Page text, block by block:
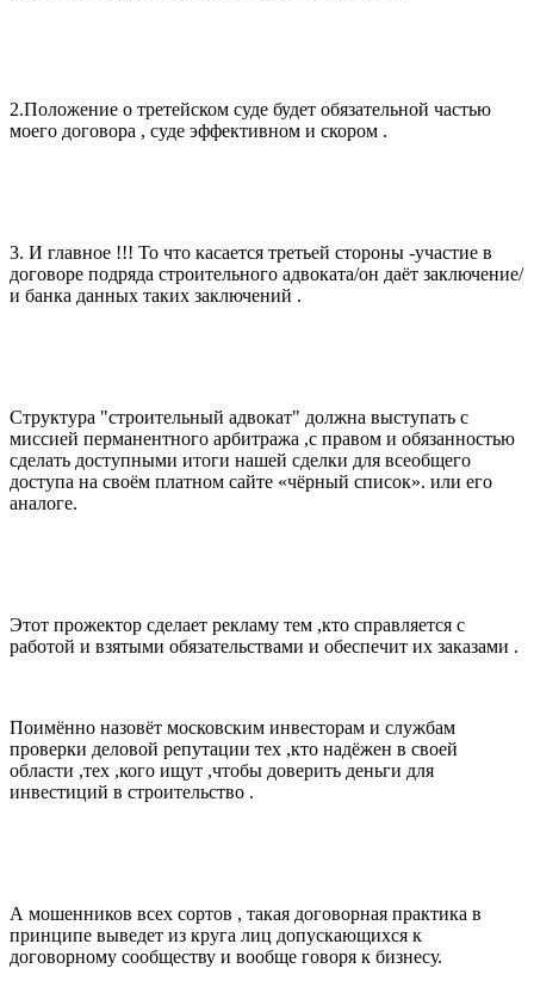
2.Положение о третейском суде будет обязательной частью
моего договора , суде эффективном и скором .
3. И главное !!! То что касается третьей стороны -участие в
договоре подряда строительного адвоката/он даёт заключение/
и банка данных таких заключений .
Структура "строительный адвокат" должна выступать с
миссией перманентного арбитража ,с правом и обязанностью
сделать доступными итоги нашей сделки для всеобщего
доступа на своём платном сайте «чёрный список». или его
аналоге.
Этот прожектор сделает рекламу тем ,кто справляется с
работой и взятыми обязательствами и обеспечит их заказами .
Поимённо назовёт московским инвесторам и службам
проверки деловой репутации тех ,кто надёжен в своей
области ,тех ,кого ищут ,чтобы доверить деньги для
инвестиций в строительство .
А мошенников всех сортов , такая договорная практика в
принципе выведет из круга лиц допускающихся к
договорному сообществу и вообще говоря к бизнесу.